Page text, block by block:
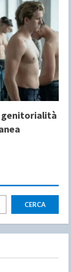
genitorialità
CERCA